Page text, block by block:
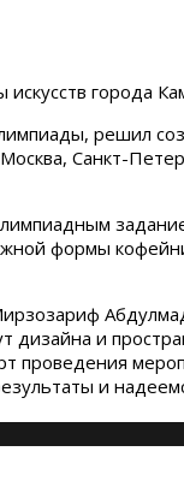
города
решил
Санкт-
формы
дизайна и
проведения
и